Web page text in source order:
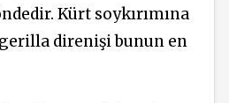
Kürt soykırımına
direnişi bunun en